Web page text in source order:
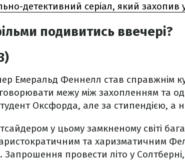
детективний серіал, який захопив
подивитись ввечері?
Емеральд Феннелл став справжнім
межу між захопленням та
Оксфорда, але за стипендією, а
у цьому замкненому світі
та харизматичним
Запрошення провести літо у